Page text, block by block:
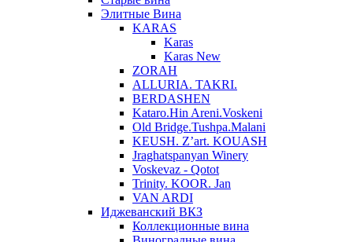
Элитные Вина
KARAS
Karas
Karas New
ZORAH
ALLURIA. TAKRI.
BERDASHEN
Kataro.Hin Areni.Voskeni
Old Bridge.Tushpa.Malani
KEUSH. Z’art. KOUASH
Jraghatspanyan Winery
Voskevaz - Qotot
Trinity. KOOR. Jan
VAN ARDI
Иджеванский ВКЗ
Коллекционные вина